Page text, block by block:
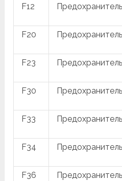
F12 Предохранитель
F20 Предохранитель
F23 Предохранитель
F30 Предохранитель
F33 Предохранитель
F34 Предохранитель
F36 Предохранитель